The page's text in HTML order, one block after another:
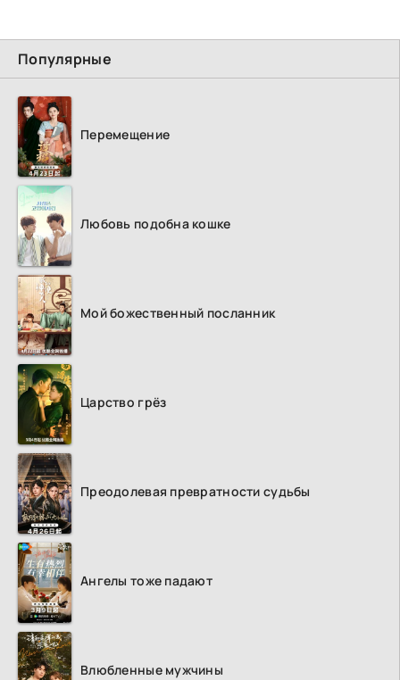
Популярные
Перемещение
Любовь подобна кошке
Мой божественный посланник
Царство грёз
Преодолевая превратности судьбы
Ангелы тоже падают
Влюбленные мужчины